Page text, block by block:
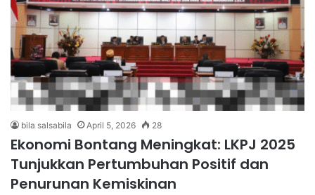
bila salsabila April 5, 2026 28
Ekonomi Bontang Meningkat: LKPJ 2025
Tunjukkan Pertumbuhan Positif dan
Penurunan Kemiskinan